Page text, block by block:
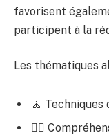
favorisent
participent à la
Les thématiques
🧘
👩‍⚕️